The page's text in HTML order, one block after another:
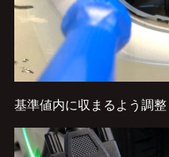
基準値内に収まるよう調整